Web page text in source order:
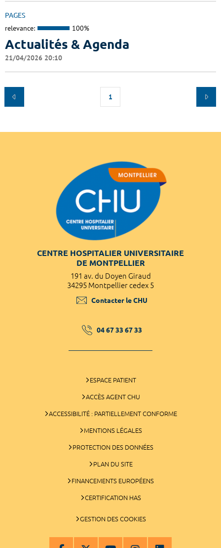
PAGES
relevance: 100%
Actualités & Agenda
21/04/2026 20:10
1
CENTRE HOSPITALIER UNIVERSITAIRE
DE MONTPELLIER
191 av. du Doyen Giraud
34295 Montpellier cedex 5
Contacter le CHU
04 67 33 67 33
ESPACE PATIENT
ACCÈS AGENT CHU
ACCESSIBILITÉ : PARTIELLEMENT CONFORME
MENTIONS LÉGALES
PROTECTION DES DONNÉES
PLAN DU SITE
FINANCEMENTS EUROPÉENS
CERTIFICATION HAS
GESTION DES COOKIES